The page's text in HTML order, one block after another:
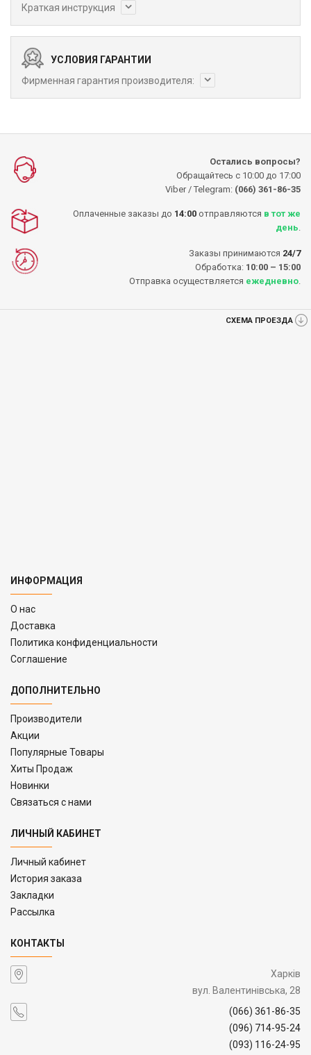
Краткая инструкция
УСЛОВИЯ ГАРАНТИИ
Фирменная гарантия производителя:
Остались вопросы?
Обращайтесь с 10:00 до 17:00
Viber / Telegram: (066) 361-86-35
Оплаченные заказы до 14:00 отправляются в тот же
день
Заказы принимаются 24/7
Обработка: 10:00 – 15:00
Отправка осуществляется ежедневно
СХЕМА ПРОЕЗДА
ИНФОРМАЦИЯ
O нас
Доставка
Политика конфиденциальности
Соглашение
ДОПОЛНИТЕЛЬНО
Производители
Акции
Популярные Товары
Хиты Продаж
Новинки
Связаться с нами
ЛИЧНЫЙ КАБИНЕТ
Личный кабинет
История заказа
Закладки
Рассылка
КОНТАКТЫ
Харків
вул. Валентинівська, 28
(066) 361-86-35
(096) 714-95-24
(093) 116-24-95